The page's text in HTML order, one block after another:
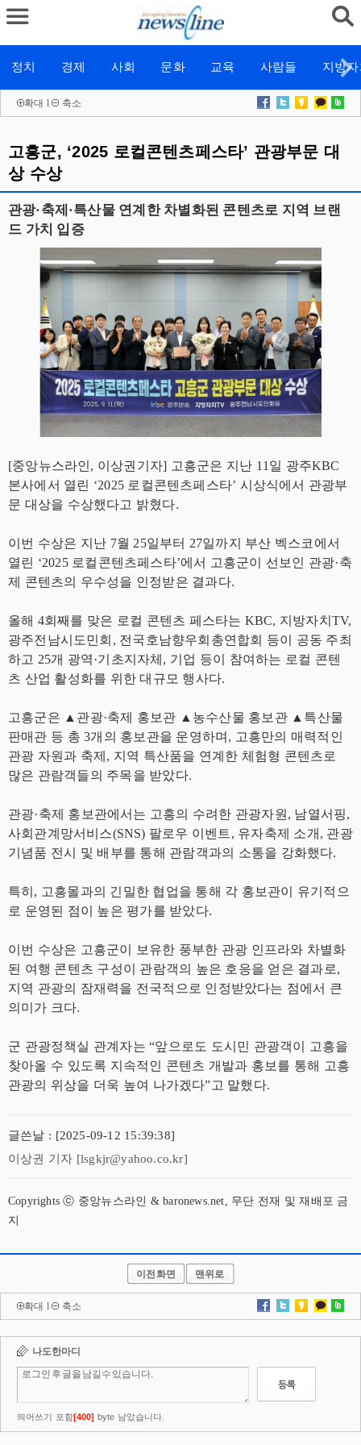
정치 경제 사회 문화 교육 사람들 지방
확대 l 축소
고흥군, ‘2025 로컬콘텐츠페스타’ 관광부문 대
상 수상
관광·축제·특산물 연계한 차별화된 콘텐츠로 지역 브랜
드 가치 입증
[중앙뉴스라인, 이상권기자] 고흥군은 지난 11일 광주KBC
본사에서 열린 ‘2025 로컬콘텐츠페스타’ 시상식에서 관광부
문 대상을 수상했다고 밝혔다.
이번 수상은 지난 7월 25일부터 27일까지 부산 벡스코에서
열린 ‘2025 로컬콘텐츠페스타’에서 고흥군이 선보인 관광·축
제 콘텐츠의 우수성을 인정받은 결과다.
올해 4회째를 맞은 로컬 콘텐츠 페스타는 KBC, 지방자치TV,
광주전남시도민회, 전국호남향우회총연합회 등이 공동 주최
하고 25개 광역·기초지자체, 기업 등이 참여하는 로컬 콘텐
츠 산업 활성화를 위한 대규모 행사다.
고흥군은 ▲관광·축제 홍보관 ▲농수산물 홍보관 ▲특산물
판매관 등 총 3개의 홍보관을 운영하며, 고흥만의 매력적인
관광 자원과 축제, 지역 특산품을 연계한 체험형 콘텐츠로
많은 관람객들의 주목을 받았다.
관광·축제 홍보관에서는 고흥의 수려한 관광자원, 남열서핑,
사회관계망서비스(SNS) 팔로우 이벤트, 유자축제 소개, 관광
기념품 전시 및 배부를 통해 관람객과의 소통을 강화했다.
특히, 고흥몰과의 긴밀한 협업을 통해 각 홍보관이 유기적으
로 운영된 점이 높은 평가를 받았다.
이번 수상은 고흥군이 보유한 풍부한 관광 인프라와 차별화
된 여행 콘텐츠 구성이 관람객의 높은 호응을 얻은 결과로,
지역 관광의 잠재력을 전국적으로 인정받았다는 점에서 큰
의미가 크다.
군 관광정책실 관계자는 “앞으로도 도시민 관광객이 고흥을
찾아올 수 있도록 지속적인 콘텐츠 개발과 홍보를 통해 고흥
관광의 위상을 더욱 높여 나가겠다”고 말했다.
글쓴날 : [2025-09-12 15:39:38]
이상권 기자 [lsgkjr@yahoo.co.kr]
Copyrights ⓒ 중앙뉴스라인 & baronews.net, 무단 전재 및 재배포 금
지
이전화면 맨위로
확대 l 축소